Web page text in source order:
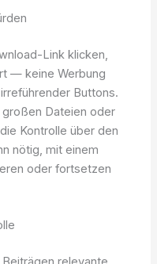
Link klicken,
— keine Werbung
Buttons.
Dateien oder
Kontrolle über den
nötig, mit einem
oder fortsetzen